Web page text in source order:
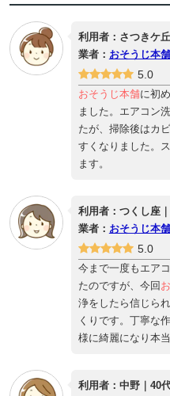
利用者：さつきケ
業者： おそうじ本舗
5.0
おそうじ本舗に初
ました。エアコン
たが、掃除後はカ
すくなりました。
ます。
利用者：つくし座
業者： おそうじ本舗
5.0
今まで一度もエア
たのですが、今回
浄をしたら信じら
くりです。丁寧な
様に綺麗になり本
利用者：中野｜40